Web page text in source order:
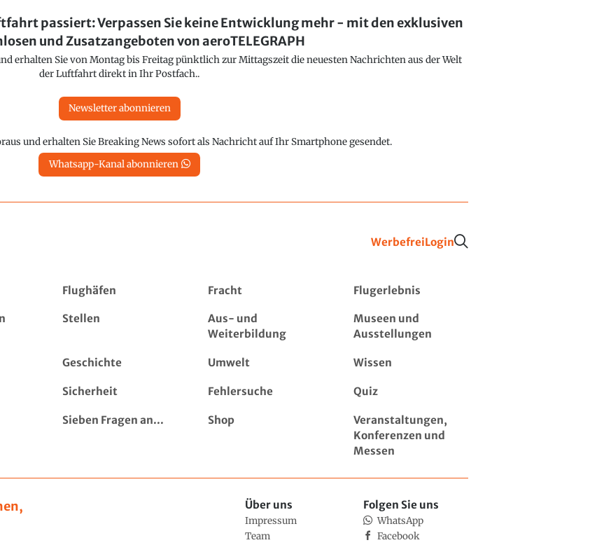
passiert: Verpassen Sie keine Entwicklung mehr - mit den exklusiven
und Zusatzangeboten von aeroTELEGRAPH
erhalten Sie von Montag bis Freitag pünktlich zur Mittagszeit die neuesten Nachrichten aus der Welt
der Luftfahrt direkt in Ihr Postfach..
Newsletter abonnieren
und erhalten Sie Breaking News sofort als Nachricht auf Ihr Smartphone gesendet.
Whatsapp-Kanal abonnieren
WerbefreiLogin
Flughäfen Fracht Flugerlebnis
Stellen
Aus- und
Weiterbildung
Museen und
Ausstellungen
Geschichte Umwelt Wissen
Sicherheit Fehlersuche Quiz
Sieben Fragen an... Shop
Veranstaltungen,
Konferenzen und
Messen
Über uns
Impressum
Team
Folgen Sie uns
WhatsApp
Facebook